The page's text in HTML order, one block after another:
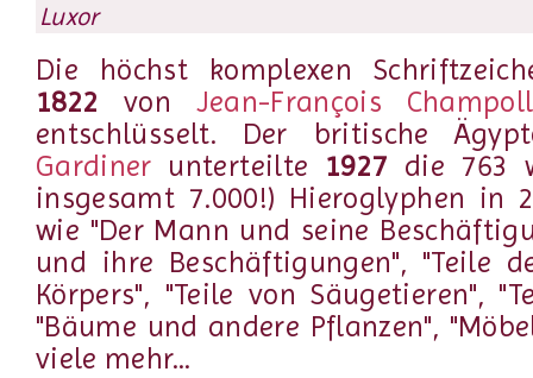
Luxor
Die höchst komplexen
1822 von Jean-François
entschlüsselt. Der britische
Gardiner unterteilte 1927 die 763
insgesamt 7.000!) Hieroglyphen in
wie "Der Mann und seine
und ihre Beschäftigungen", "Teile
Körpers", "Teile von Säugetieren",
"Bäume und andere Pflanzen",
viele mehr...